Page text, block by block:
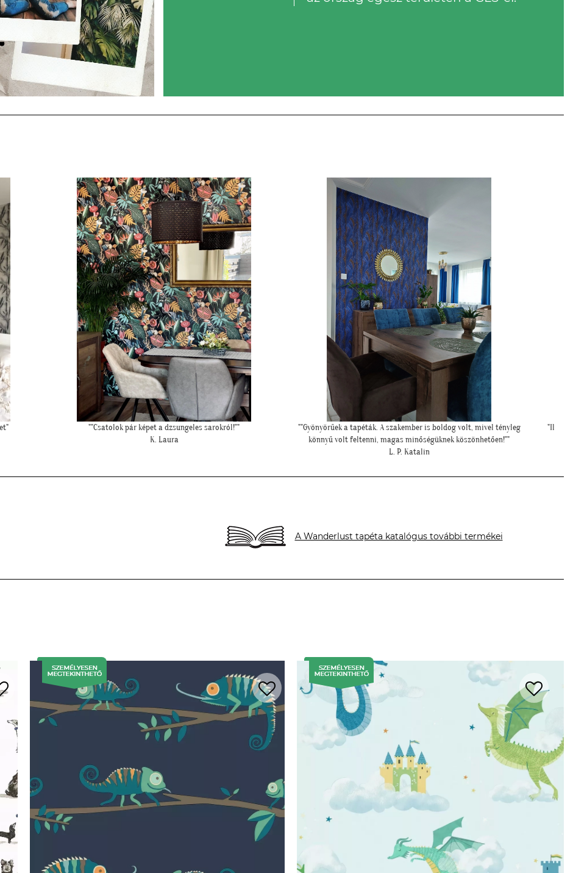
""Gyönyörűek a tapéták. A szakember is boldog volt, mivel tényleg
könnyű volt feltenni, magas minőségüknek köszönhetően!""
"Ilyen lett a lányom szobájában a gyönyörű cseresznye virágos
tapéta."
Cs. Andi
A Wanderlust tapéta katalógus további termékei